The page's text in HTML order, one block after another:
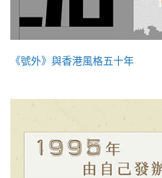
《號外》與香港風格五十年